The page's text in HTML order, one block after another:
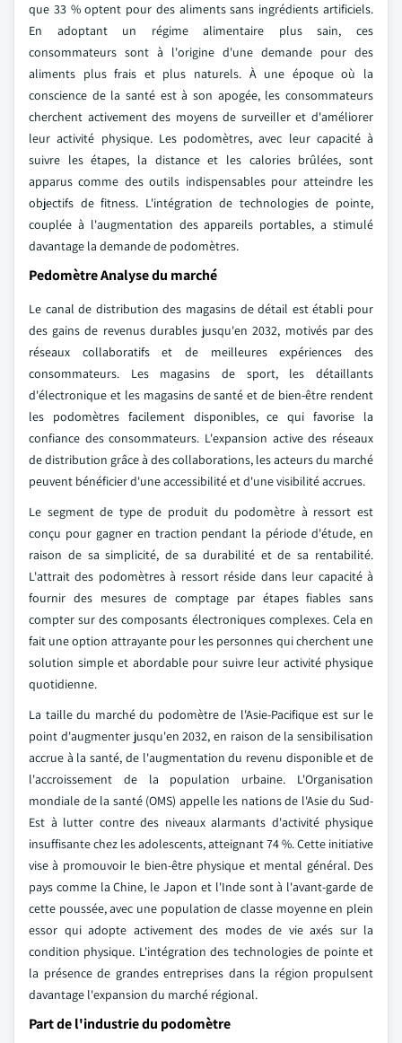
que 33 % optent pour des aliments sans ingrédients artificiels.
En adoptant un régime alimentaire plus sain, ces
consommateurs sont à l'origine d'une demande pour des
aliments plus frais et plus naturels. À une époque où la
conscience de la santé est à son apogée, les consommateurs
cherchent activement des moyens de surveiller et d'améliorer
leur activité physique. Les podomètres, avec leur capacité à
suivre les étapes, la distance et les calories brûlées, sont
apparus comme des outils indispensables pour atteindre les
objectifs de fitness. L'intégration de technologies de pointe,
couplée à l'augmentation des appareils portables, a stimulé
davantage la demande de podomètres.
Pedomètre Analyse du marché
Le canal de distribution des magasins de détail est établi pour
des gains de revenus durables jusqu'en 2032, motivés par des
réseaux collaboratifs et de meilleures expériences des
consommateurs. Les magasins de sport, les détaillants
d'électronique et les magasins de santé et de bien-être rendent
les podomètres facilement disponibles, ce qui favorise la
confiance des consommateurs. L'expansion active des réseaux
de distribution grâce à des collaborations, les acteurs du marché
peuvent bénéficier d'une accessibilité et d'une visibilité accrues.
Le segment de type de produit du podomètre à ressort est
conçu pour gagner en traction pendant la période d'étude, en
raison de sa simplicité, de sa durabilité et de sa rentabilité.
L'attrait des podomètres à ressort réside dans leur capacité à
fournir des mesures de comptage par étapes fiables sans
compter sur des composants électroniques complexes. Cela en
fait une option attrayante pour les personnes qui cherchent une
solution simple et abordable pour suivre leur activité physique
quotidienne.
La taille du marché du podomètre de l'Asie-Pacifique est sur le
point d'augmenter jusqu'en 2032, en raison de la sensibilisation
accrue à la santé, de l'augmentation du revenu disponible et de
l'accroissement de la population urbaine. L'Organisation
mondiale de la santé (OMS) appelle les nations de l'Asie du Sud-
Est à lutter contre des niveaux alarmants d'activité physique
insuffisante chez les adolescents, atteignant 74 %. Cette initiative
vise à promouvoir le bien-être physique et mental général. Des
pays comme la Chine, le Japon et l'Inde sont à l'avant-garde de
cette poussée, avec une population de classe moyenne en plein
essor qui adopte activement des modes de vie axés sur la
condition physique. L'intégration des technologies de pointe et
la présence de grandes entreprises dans la région propulsent
davantage l'expansion du marché régional.
Part de l'industrie du podomètre